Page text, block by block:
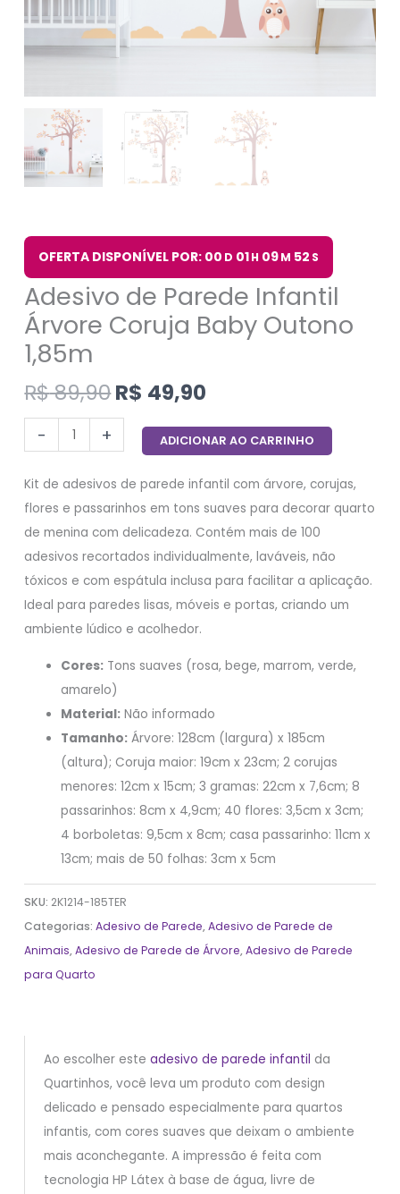
OFERTA DISPONÍVEL POR: 00 D 01H 09M 51S
Adesivo de Parede Infantil
Árvore Coruja Baby Outono
1,85m
R$89,90R$ 49,90
- + ADICIONAR AO CARRINHO
Kit de adesivos de parede infantil com árvore, corujas,
flores e passarinhos em tons suaves para decorar quarto
de menina com delicadeza. Contém mais de 100
adesivos recortados individualmente, laváveis, não
tóxicos e com espátula inclusa para facilitar a aplicação.
Ideal para paredes lisas, móveis e portas, criando um
ambiente lúdico e acolhedor.
Cores: Tons suaves (rosa, bege, marrom, verde,
amarelo)
Material: Não informado
Tamanho: Árvore: 128cm (largura) x 185cm
(altura); Coruja maior: 19cm x 23cm; 2 corujas
menores: 12cm x 15cm; 3 gramas: 22cm x 7,6cm; 8
passarinhos: 8cm x 4,9cm; 40 flores: 3,5cm x 3cm;
4 borboletas: 9,5cm x 8cm; casa passarinho: 11cm x
13cm; mais de 50 folhas: 3cm x 5cm
SKU: 2K1214-185TER
Categorias:Adesivo de Parede,Adesivo de Parede de
Animais,Adesivo de Parede de Árvore,Adesivo de Parede
para Quarto
Ao escolher este adesivo de parede infantil da
Quartinhos, você leva um produto com design
delicado e pensado especialmente para quartos
infantis, com cores suaves que deixam o ambiente
mais aconchegante. A impressão é feita com
tecnologia HP Látex à base de água, livre de